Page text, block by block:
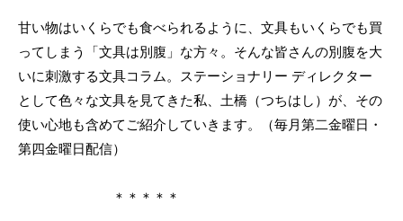
甘い物はいくらでも食べられるように、文具もいくらでも買
ってしまう「文具は別腹」な方々。そんな皆さんの別腹を大
いに刺激する文具コラム。ステーショナリー ディレクター
として色々な文具を見てきた私、土橋（つちはし）が、その
使い心地も含めてご紹介していきます。（毎月第二金曜日・
第四金曜日配信）
＊＊＊＊＊